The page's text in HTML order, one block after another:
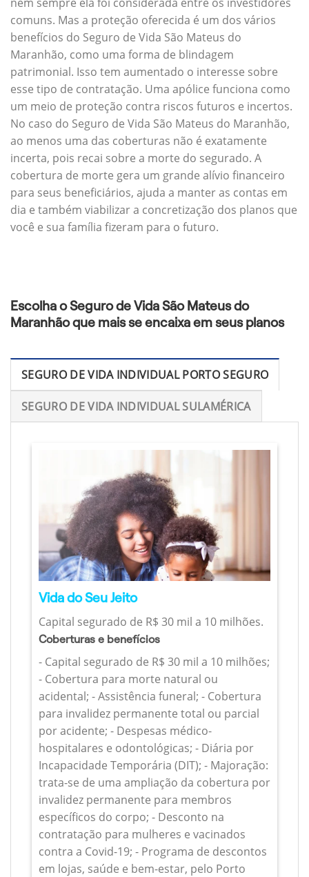
comuns. Mas a proteção oferecida é um dos vários
benefícios do Seguro de Vida São Mateus do
Maranhão, como uma forma de blindagem
patrimonial. Isso tem aumentado o interesse sobre
esse tipo de contratação. Uma apólice funciona como
um meio de proteção contra riscos futuros e incertos.
No caso do Seguro de Vida São Mateus do Maranhão,
ao menos uma das coberturas não é exatamente
incerta, pois recai sobre a morte do segurado. A
cobertura de morte gera um grande alívio financeiro
para seus beneficiários, ajuda a manter as contas em
dia e também viabilizar a concretização dos planos que
você e sua família fizeram para o futuro.
Escolha o Seguro de Vida São Mateus do
Maranhão que mais se encaixa em seus planos
SEGURO DE VIDA INDIVIDUAL PORTO SEGURO
SEGURO DE VIDA INDIVIDUAL SULAMÉRICA
Vida do Seu Jeito
Capital segurado de R$ 30 mil a 10 milhões.
Coberturas e benefícios
- Capital segurado de R$ 30 mil a 10 milhões;
- Cobertura para morte natural ou
acidental; - Assistência funeral; - Cobertura
para invalidez permanente total ou parcial
por acidente; - Despesas médico-
hospitalares e odontológicas; - Diária por
Incapacidade Temporária (DIT); - Majoração:
trata-se de uma ampliação da cobertura por
invalidez permanente para membros
específicos do corpo; - Desconto na
contratação para mulheres e vacinados
contra a Covid-19; - Programa de descontos
em lojas, saúde e bem-estar, pelo Porto